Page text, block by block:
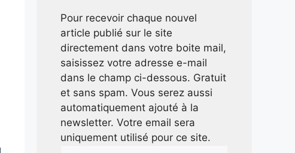
Pour recevoir chaque nouvel
article publié sur le site
directement dans votre boite mail,
saisissez votre adresse e-mail
dans le champ ci-dessous. Gratuit
et sans spam. Vous serez aussi
automatiquement ajouté à la
newsletter. Votre email sera
uniquement utilisé pour ce site.